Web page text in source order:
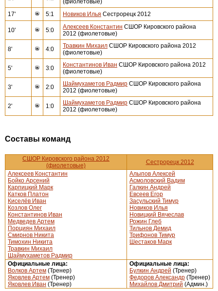
(фиолетовые)
17'
5:1 Новиков Илья Сестрорецк 2012
10' 5:0 Алексеев Константин СШОР Кировского района
2012 (фиолетовые)
8' 4:0 Травкин Михаил СШОР Кировского района 2012
(фиолетовые)
5' 3:0 Константинов Иван СШОР Кировского района 2012
(фиолетовые)
3' 2:0 Шаймухаметов Радмир СШОР Кировского района
2012 (фиолетовые)
2' 1:0 Шаймухаметов Радмир СШОР Кировского района
2012 (фиолетовые)
Составы команд
СШОР Кировского района 2012
(фиолетовые)
Сестрорецк 2012
Алексеев Константин
Бойко Арсений
Карпицкий Марк
Катков Платон
Киселёв Иван
Козлов Олег
Константинов Иван
Медведев Артем
Порциян Михаил
Смирнов Никита
Тимохин Никита
Травкин Михаил
Шаймухаметов Радмир
Алыпов Алексей
Асмоловский Вадим
Галкин Андрей
Евсеев Егор
Засульский Тимур
Новиков Илья
Новицкий Вячеслав
Рожин Глеб
Тильнов Демид
Трифонов Тимур
Шестаков Марк
Официальные лица:
Волков Артем (Тренер)
Яковлев Артем (Тренер)
Яковлев Иван (Тренер)
Официальные лица:
Булкин Андрей (Тренер)
Федоров Александр (Тренер)
Михайлов Дмитрий (Админ.)